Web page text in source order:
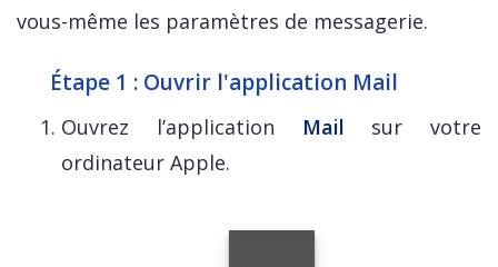
vous-même les paramètres de messagerie.
Étape 1 : Ouvrir l'application Mail
Ouvrez l’application Mail sur votre
ordinateur Apple.